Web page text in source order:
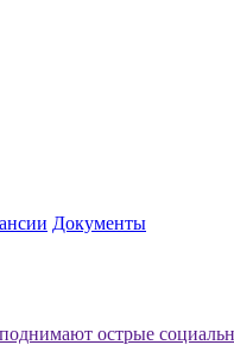
Документы
острые